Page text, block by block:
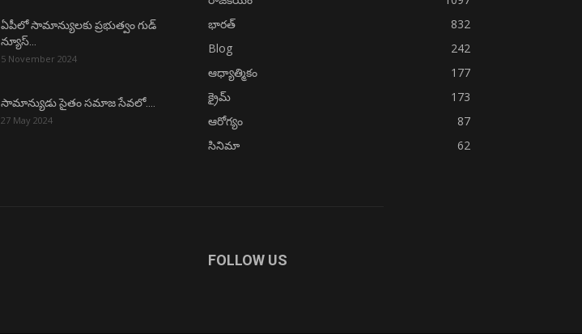
ఏపీలో సామాన్యులకు ప్రభుత్వం గుడ్
న్యూస్…
5 November 2024
సామాన్యుడు సైతం సమాజ సేవలో….
27 May 2024
భారత్
832
Blog
242
ఆధ్యాత్మికం
177
క్రైమ్
173
ఆరోగ్యం
87
సినిమా
62
FOLLOW US